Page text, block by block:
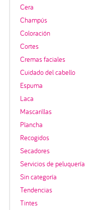
Cera
Champús
Coloración
Cortes
Cremas faciales
Cuidado del cabello
Espuma
Laca
Mascarillas
Plancha
Recogidos
Secadores
Servicios de peluquería
Sin categoría
Tendencias
Tintes